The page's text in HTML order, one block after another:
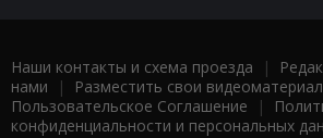
Наши контакты и схема проезда |
нами | Разместить свои
Пользовательское Соглашение |
конфиденциальности и персональных